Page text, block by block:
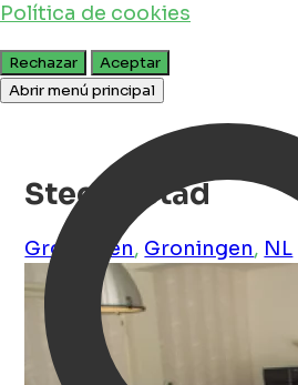
Política de cookies
Rechazar
Aceptar
Abrir menú principal
Stee in Stad
Groningen, Groningen, NL